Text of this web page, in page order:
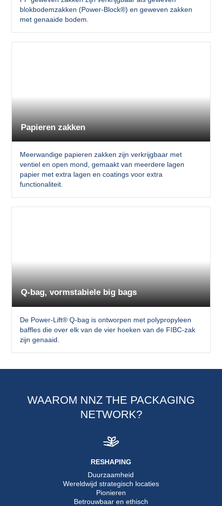
blokbodemzakken (Power-Block®) en geweven zakken
met genaaide bodem.
Papieren zakken
Meerwandige papieren zakken zijn verkrijgbaar met
ventiel en open mond, gemaakt van meerdere lagen
papier met extra lagen en coatings voor extra
functionaliteit.
Q-bag, vormstabiele big bags
De Power-Lift® Q-bag is ontworpen met polypropyleen
baffles die over elk van de vier hoeken van de FIBC-zak
zijn genaaid.
WAAROM NNZ THE PACKAGING
NETWORK?
RESHAPING
Duurzaamheid
Wereldwijd strategisch locaties
Pionieren
Betrouwbaar en ethisch